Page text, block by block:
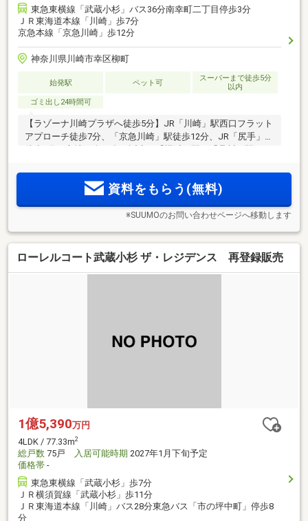
東急東横線「武蔵小杉」バス36分南幸町二丁目停歩3分
ＪＲ東海道本線「川崎」歩7分
京急本線「京急川崎」歩12分
神奈川県川崎市幸区柳町
始発駅 ペット可
スーパーまで徒歩5分
以内
ゴミ出し24時間可
【ラゾーナ川崎プラザへ徒歩5分】JR「川崎」駅西口フラット
アプローチ徒歩7分、「京急川崎」駅徒歩12分、JR「尻手」駅
も快適アクセス。徒歩2分の商店街やスーパー、徒歩10分圏の
総合病院が充実。
資料をもらう(無料)
※SUUMOのお問い合わせページへ移動します
ローレルコート武蔵小杉 ザ・レジデンス 再登録販売
1億5,390万円
4LDK / 77.33m2
総戸数 75戸 入居可能時期 2027年1月下旬予定
価格帯 -
東急東横線「武蔵小杉」歩7分
ＪＲ横須賀線「武蔵小杉」歩11分
ＪＲ東海道本線「川崎」バス28分東急バス「市の坪中町」停歩8
分